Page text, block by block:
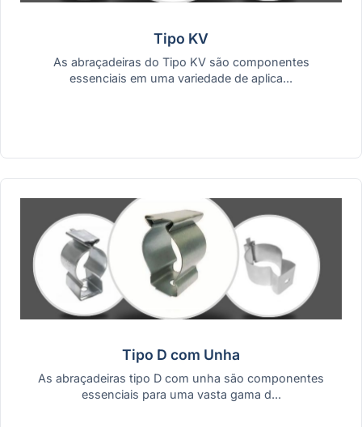
Tipo KV
As abraçadeiras do Tipo KV são componentes
essenciais em uma variedade de aplica...
Tipo D com Unha
As abraçadeiras tipo D com unha são componentes
essenciais para uma vasta gama d...